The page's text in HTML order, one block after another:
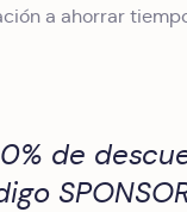
a ahorrar
de